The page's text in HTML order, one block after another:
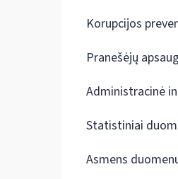
Korupcijos
Pranešėjų
Administracinė
Statistiniai
Asmens